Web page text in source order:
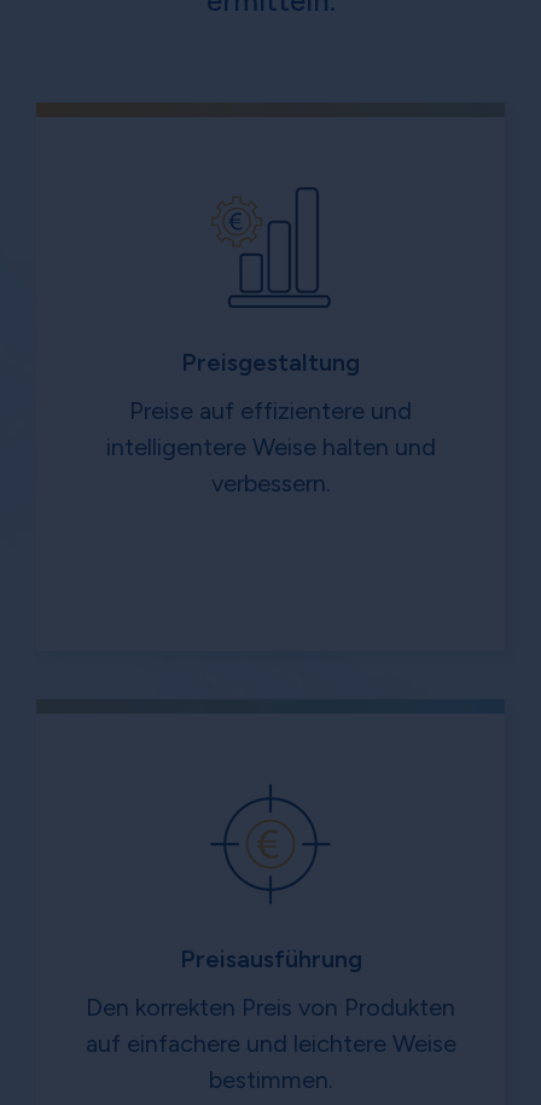
Preisgestaltung
Preise auf effizientere und
intelligentere Weise halten und
verbessern.
Preisausführung
Den korrekten Preis von Produkten
auf einfachere und leichtere Weise
bestimmen.